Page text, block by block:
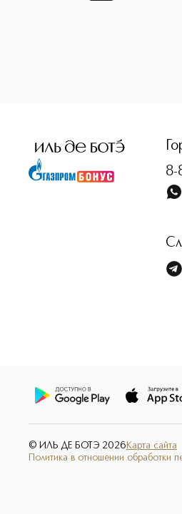
8-
© ИЛЬ ДЕ БОТЭ 2026 Карта сайта
Политика в отношении обработки